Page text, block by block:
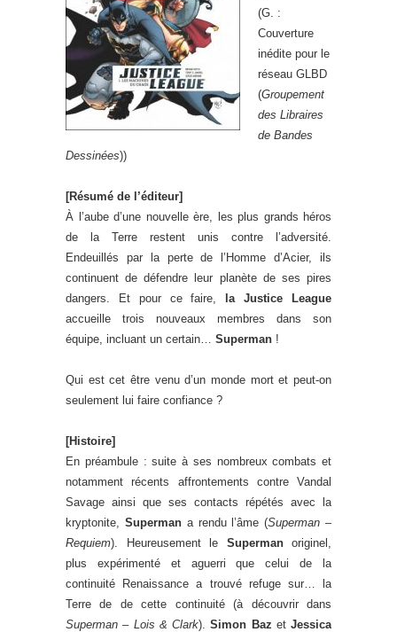
(G. :
Couverture
inédite pour le
réseau GLBD
(Groupement
des Libraires
de Bandes
Dessinées))
[Résumé de l’éditeur]
À l’aube d’une nouvelle ère, les plus grands héros
de la Terre restent unis contre l’adversité.
Endeuillés par la perte de l’Homme d’Acier, ils
continuent de défendre leur planète de ses pires
dangers. Et pour ce faire,
la Justice League
accueille trois nouveaux membres dans son
équipe, incluant un certain… Superman !
Qui est cet être venu d’un monde mort et peut-on
seulement lui faire confiance ?
[Histoire]
En préambule : suite à ses nombreux combats et
notamment récents affrontements contre Vandal
Savage ainsi que ses contacts répétés avec la
kryptonite, Supermana rendu l’âme (Superman –
Requiem). Heureusement le Supermanoriginel,
plus expérimenté et aguerri que celui de la
continuité Renaissance a trouvé refuge sur… la
Terre de de cette continuité (à découvrir dans
Superman – Lois & Clark).Simon Baz et Jessica